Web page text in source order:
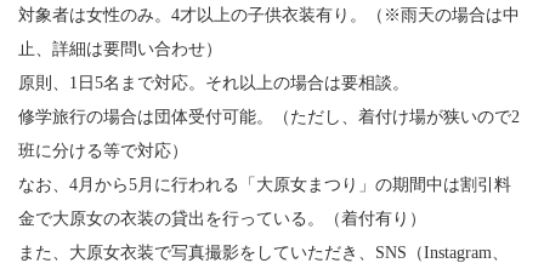
対象者は女性のみ。4才以上の子供衣装有り。（※雨天の場合は中
止、詳細は要問い合わせ）
原則、1日5名まで対応。それ以上の場合は要相談。
修学旅行の場合は団体受付可能。（ただし、着付け場が狭いので2
班に分ける等で対応）
なお、4月から5月に行われる「大原女まつり」の期間中は割引料
金で大原女の衣装の貸出を行っている。（着付有り）
また、大原女衣装で写真撮影をしていただき、SNS（Instagram、